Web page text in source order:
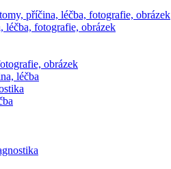
příčina, léčba, fotografie, obrázek
léčba, fotografie, obrázek
obrázek
léčba